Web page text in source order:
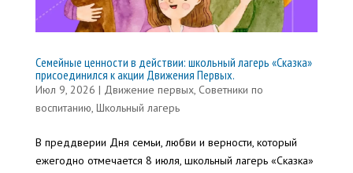
Семейные ценности в действии: школьный лагерь «Сказка»
присоединился к акции Движения Первых.
Июл 9, 2026 | Движение первых, Советники по
воспитанию, Школьный лагерь
В преддверии Дня семьи, любви и верности, который
ежегодно отмечается 8 июля, школьный лагерь «Сказка»